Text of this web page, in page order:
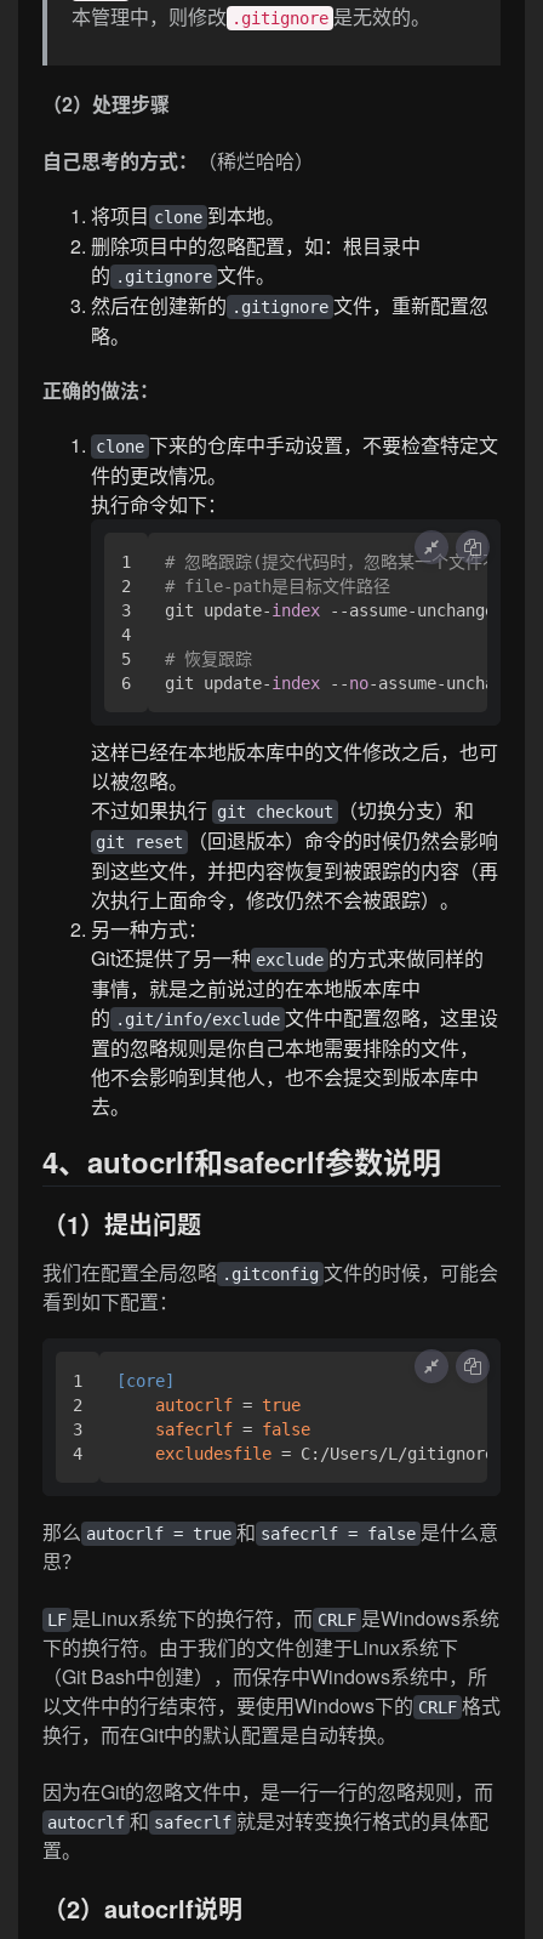
本管理中，则修改 .gitignore 是无效的。
（2）处理步骤
自己思考的方式：
（稀烂哈哈）
将项目 clone 到本地。
删除项目中的忽略配置，如：根目录中
的 .gitignore 文件。
然后在创建新的 .gitignore 文件，重新配置忽
略。
正确的做法：
clone 下来的仓库中手动设置，不要检查特定文
件的更改情况。
执行命令如下：
1
2
3
4
5
# 忽略跟踪(提交代码时，忽略某一个文件不提交
# file-path是目标文件路径
git update-index --assume-unchanged
# 恢复跟踪
git update-index --no-assume-
这样已经在本地版本库中的文件修改之后，也可
以被忽略。
不过如果执行 git checkout （切换分支）和
git reset
（回退版本）命令的时候仍然会影响
到这些文件，并把内容恢复到被跟踪的内容（再
次执行上面命令，修改仍然不会被跟踪）。
另一种方式：
Git还提供了另一种 exclude 的方式来做同样的
事情，就是之前说过的在本地版本库中
的 .git/info/exclude 文件中配置忽略，这里设
置的忽略规则是你自己本地需要排除的文件，
他不会影响到其他人，也不会提交到版本库中
去。
4、autocrlf和safecrlf参数说明
（1）提出问题
我们在配置全局忽略 .gitconfig 文件的时候，可能会
看到如下配置：
1
2
3
[core]
autocrlf = true
safecrlf = false
excludesfile = C:/Users/L/
那么 autocrlf = true 和 safecrlf = false 是什么意
思？
LF 是Linux系统下的换行符，而 CRLF 是Windows系统
下的换行符。由于我们的文件创建于Linux系统下
（Git Bash中创建），而保存中Windows系统中，所
以文件中的行结束符，要使用Windows下的 CRLF 格式
换行，而在Git中的默认配置是自动转换。
因为在Git的忽略文件中，是一行一行的忽略规则，而
autocrlf 和 safecrlf 就是对转变换行格式的具体配
置。
（2）autocrlf说明